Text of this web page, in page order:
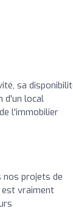
sa
d'un local
l'immobilier
nos projets de
est vraiment